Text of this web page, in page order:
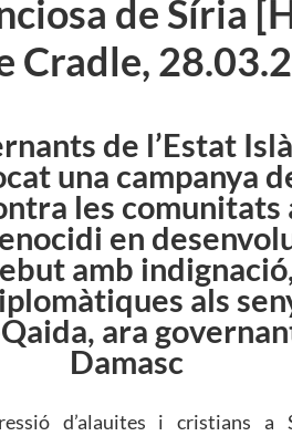
de Síria
Cradle,
de l’Estat
una campanya
les comunitats
en
amb
als
ara
Damasc
d’alauites i cristians a